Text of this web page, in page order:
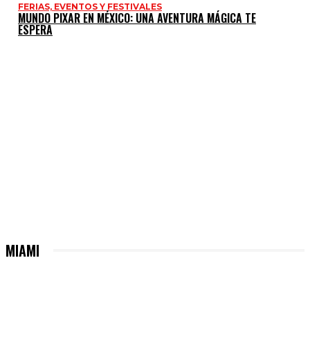
FERIAS, EVENTOS Y FESTIVALES
MUNDO PIXAR EN MÉXICO: UNA AVENTURA MÁGICA TE
ESPERA
MIAMI